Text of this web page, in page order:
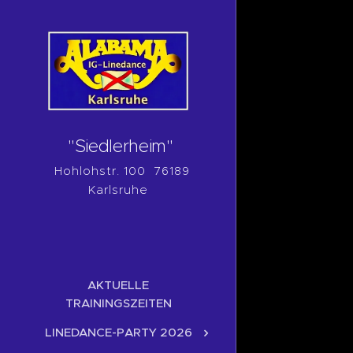
"Siedlerheim"
Hohlohstr. 100 76189
Karlsruhe
AKTUELLE
TRAININGSZEITEN
LINEDANCE-PARTY 2026